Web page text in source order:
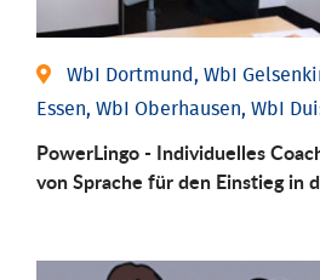
WbI Dortmund, WbI
Essen, WbI Oberhausen, WbI
PowerLingo - Individuelles
von Sprache für den Einstieg in